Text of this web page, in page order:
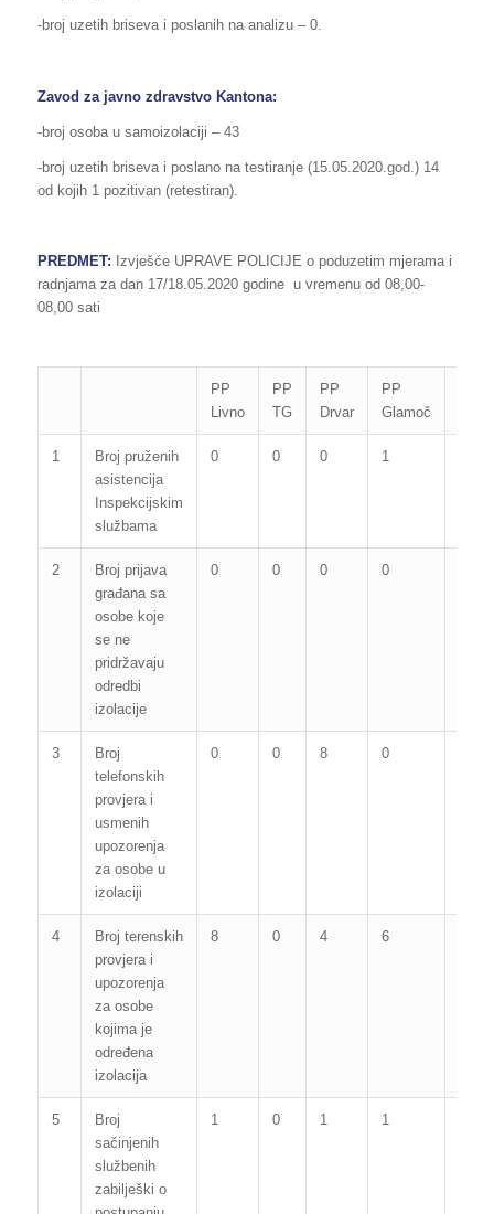
-broj uzetih briseva i poslanih na analizu – 0.
Zavod za javno zdravstvo Kantona:
-broj osoba u samoizolaciji – 43
-broj uzetih briseva i poslano na testiranje (15.05.2020.god.) 14
od kojih 1 pozitivan (retestiran).
PREDMET: Izvješće UPRAVE POLICIJE o poduzetim mjerama i
radnjama za dan 17/18.05.2020 godine u vremenu od 08,00-
08,00 sati
PP
Livno
PP
TG
PP
Drvar
PP
Glamoč
1
Broj pruženih
asistencija
Inspekcijskim
službama
0 0 0 1
2
Broj prijava
građana sa
osobe koje
se ne
pridržavaju
odredbi
izolacije
0 0 0 0
3
Broj
telefonskih
provjera i
usmenih
upozorenja
za osobe u
izolaciji
0 0 8 0
4
Broj terenskih
provjera i
upozorenja
za osobe
kojima je
određena
izolacija
8 0 4 6
5
Broj
sačinjenih
službenih
zabilješki o
1 0 1 1